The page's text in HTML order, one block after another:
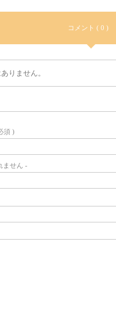
コメント ( 0 )
りません。
須 )
ません -